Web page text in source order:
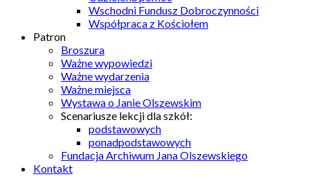
Wschodni Fundusz Dobroczynności
Współpraca z Kościołem
Patron
Broszura
Ważne wypowiedzi
Ważne wydarzenia
Ważne miejsca
Wystawa o Janie Olszewskim
Scenariusze lekcji dla szkół:
podstawowych
ponadpodstawowych
Fundacja Archiwum Jana Olszewskiego
Kontakt